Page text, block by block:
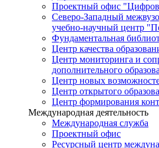
Проектный офис
Северо-Западный
учебно-научный центр
Фундаментальная
Центр качества
Центр мониторинга и
дополнительного
Центр новых
Центр открытого
Центр формирования
Международная деятельность
Международная служба
Проектный офис
Ресурсный центр